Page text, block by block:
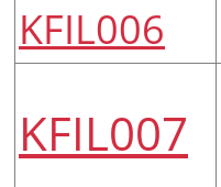
KFIL006
KFIL007